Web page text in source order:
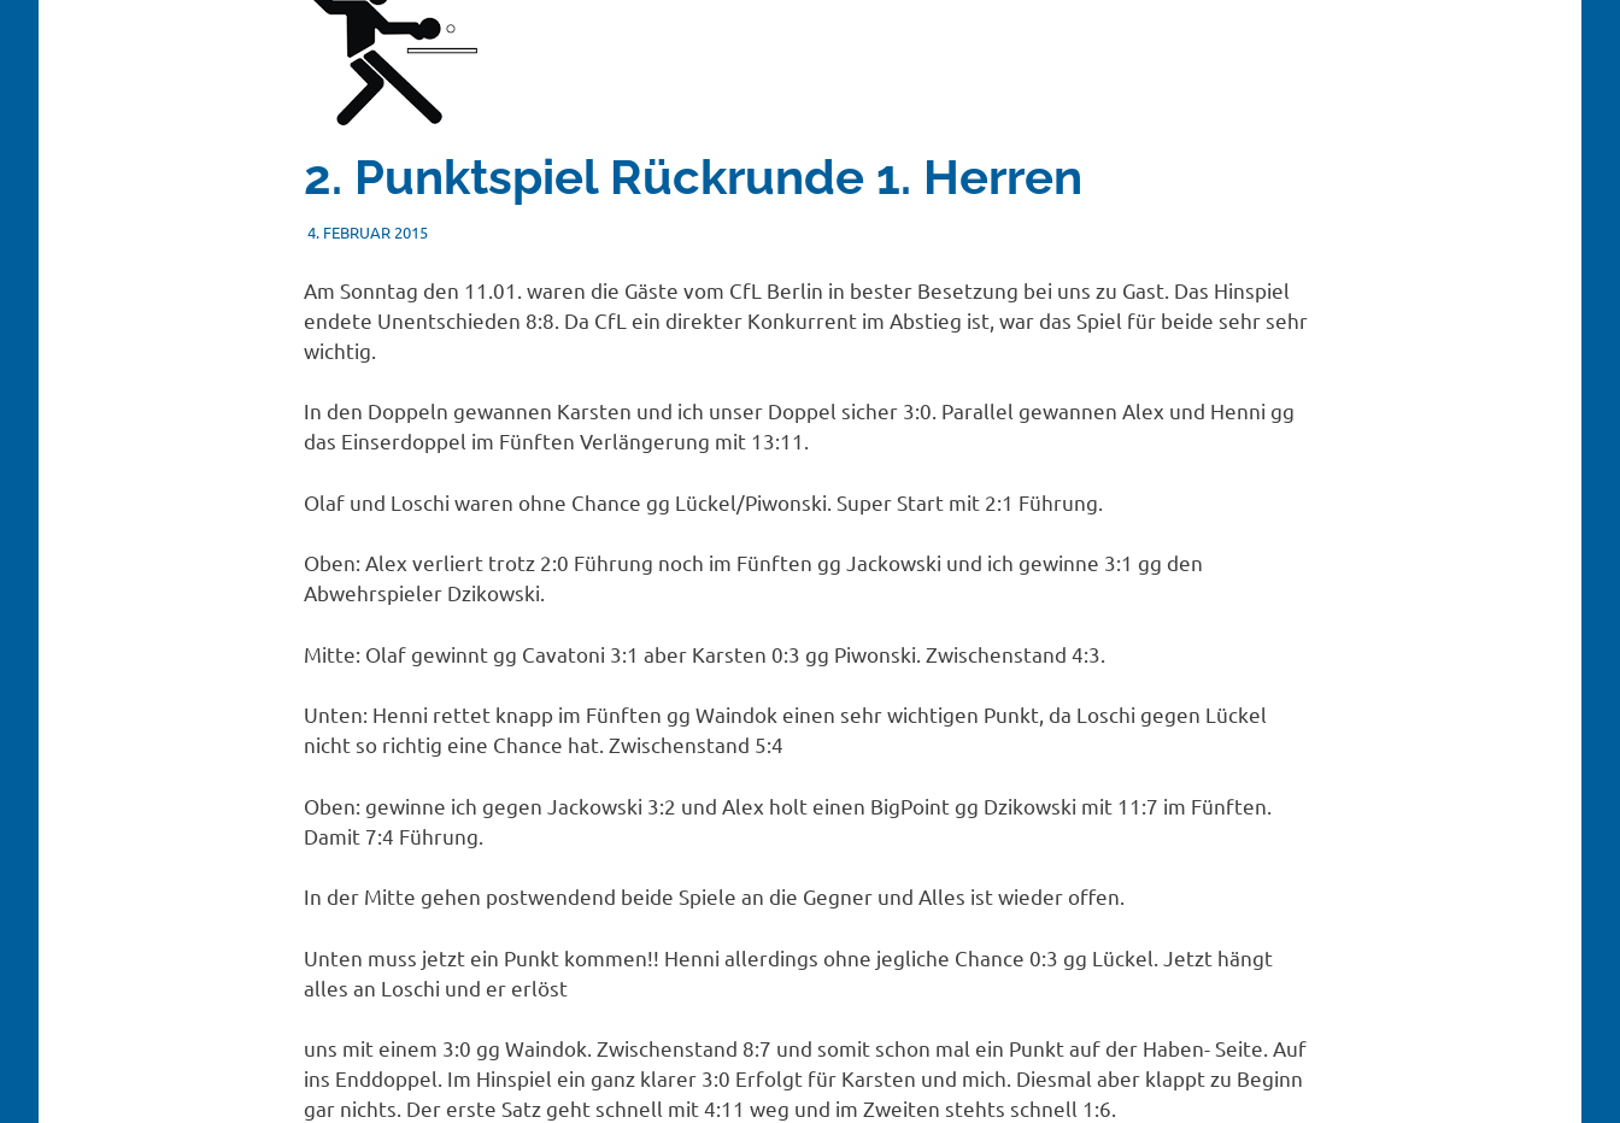
2. Punktspiel Rückrunde 1. Herren
4. FEBRUAR 2015TSVADMIN
SONSTIGES
Am Sonntag den 11.01. waren die Gäste vom CfL Berlin in bester Besetzung bei uns zu Gast. Das Hinspiel
endete Unentschieden 8:8. Da CfL ein direkter Konkurrent im Abstieg ist, war das Spiel für beide sehr sehr
wichtig.
In den Doppeln gewannen Karsten und ich unser Doppel sicher 3:0. Parallel gewannen Alex und Henni gg
das Einserdoppel im Fünften Verlängerung mit 13:11.
Olaf und Loschi waren ohne Chance gg Lückel/Piwonski. Super Start mit 2:1 Führung.
Oben: Alex verliert trotz 2:0 Führung noch im Fünften gg Jackowski und ich gewinne 3:1 gg den
Abwehrspieler Dzikowski.
Mitte: Olaf gewinnt gg Cavatoni 3:1 aber Karsten 0:3 gg Piwonski. Zwischenstand 4:3.
Unten: Henni rettet knapp im Fünften gg Waindok einen sehr wichtigen Punkt, da Loschi gegen Lückel
nicht so richtig eine Chance hat. Zwischenstand 5:4
Oben: gewinne ich gegen Jackowski 3:2 und Alex holt einen BigPoint gg Dzikowski mit 11:7 im Fünften.
Damit 7:4 Führung.
In der Mitte gehen postwendend beide Spiele an die Gegner und Alles ist wieder offen.
Unten muss jetzt ein Punkt kommen!! Henni allerdings ohne jegliche Chance 0:3 gg Lückel. Jetzt hängt
alles an Loschi und er erlöst
uns mit einem 3:0 gg Waindok. Zwischenstand 8:7 und somit schon mal ein Punkt auf der Haben- Seite. Auf
ins Enddoppel. Im Hinspiel ein ganz klarer 3:0 Erfolgt für Karsten und mich. Diesmal aber klappt zu Beginn
gar nichts. Der erste Satz geht schnell mit 4:11 weg und im Zweiten stehts schnell 1:6.